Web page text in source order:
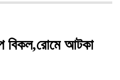
বিকল,রোমে আটকা